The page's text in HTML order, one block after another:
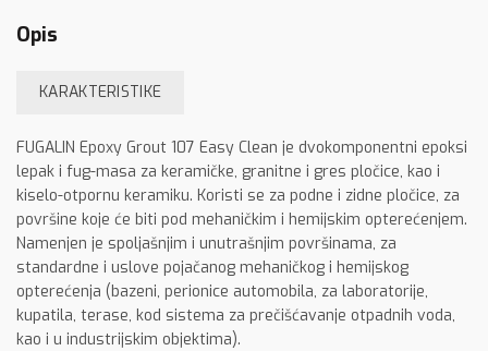
Opis
KARAKTERISTIKE
FUGALIN Epoxy Grout 107 Easy Clean je dvokomponentni epoksi
lepak i fug-masa za keramičke, granitne i gres pločice, kao i
kiselo-otpornu keramiku. Koristi se za podne i zidne pločice, za
površine koje će biti pod mehaničkim i hemijskim opterećenjem.
Namenjen je spoljašnjim i unutrašnjim površinama, za
standardne i uslove pojačanog mehaničkog i hemijskog
opterećenja (bazeni, perionice automobila, za laboratorije,
kupatila, terase, kod sistema za prečišćavanje otpadnih voda,
kao i u industrijskim objektima).